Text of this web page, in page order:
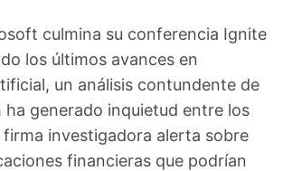
culmina su conferencia Ignite
los últimos avances en
un análisis contundente de
ha generado inquietud entre los
firma investigadora alerta sobre
financieras que podrían